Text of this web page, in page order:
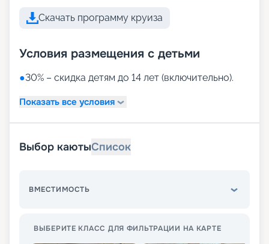
Скачать программу круиза
Условия размещения с детьми
●30% – скидка детям до 14 лет (включительно).
Показать все условия
Выбор каютыСписок
ВМЕСТИМОСТЬ
ВЫБЕРИТЕ КЛАСС ДЛЯ ФИЛЬТРАЦИИ НА КАРТЕ